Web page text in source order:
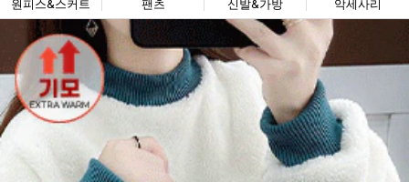
원피스&스커트 팬츠 신발&가방 악세사리